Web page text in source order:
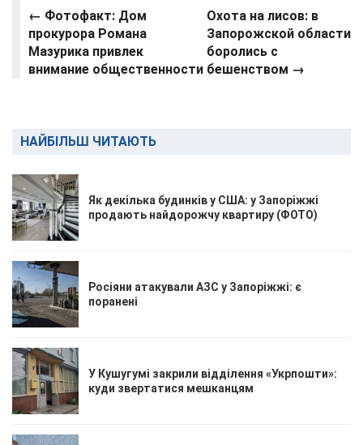
← Фотофакт: Дом
прокурора Романа
Мазурика привлек
внимание общественности
Охота на лисов: в
Запорожской области
боролись с
бешенством →
НАЙБІЛЬШ ЧИТАЮТЬ
Як декілька будинків у США: у Запоріжжі
продають найдорожчу квартиру (ФОТО)
Росіяни атакували АЗС у Запоріжжі: є
поранені
У Кушугумі закрили відділення «Укрпошти»:
куди звертатися мешканцям